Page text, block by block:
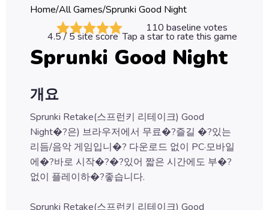
Games
Car
Games
Games
Puzzle
Games
Home/All Games/Sprunki Good Night
110 baseline votes
4.5/ 5 site score Tap a star to rate this game
Sprunki Good Night
개요
Sprunki Retake(스프런키 리테이크) Good
Night�?은) 브라우저에서 무료�?즐길 �?있는
리듬/음악 게임입니�? 다운로드 없이 PC·모바일
에�?바로 시작�?�?있어 짧은 시간에도 부�?
없이 플레이하�?좋습니다.
Sprunki Retake(스프런키 리테이크) Good